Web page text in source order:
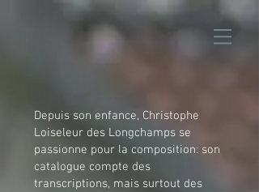
Depuis son enfance, Christophe
Loiseleur des Longchamps se
passionne pour la composition: son
catalogue compte des
transcriptions, mais surtout des